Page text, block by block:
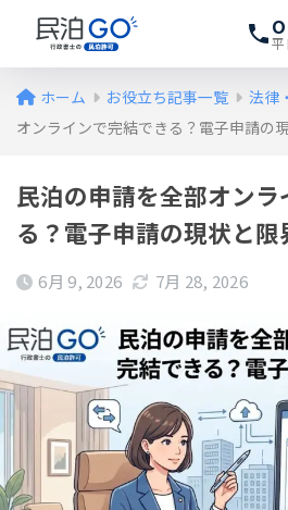
ホーム お役立ち記事一覧 法律
オンラインで完結できる？電子申請の
民泊の申請を全部オンラ
る？電子申請の現状と限
6月 9, 2026 7月 28, 2026